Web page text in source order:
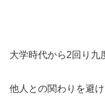
大学時代から2回り九
他人との関わりを避